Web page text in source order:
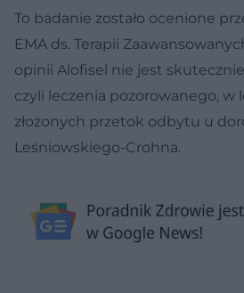
To badanie zostało ocenione
EMA ds. Terapii
opinii Alofisel nie jest
czyli leczenia pozorowanego, w
złożonych przetok odbytu u
Leśniowskiego-Crohna.